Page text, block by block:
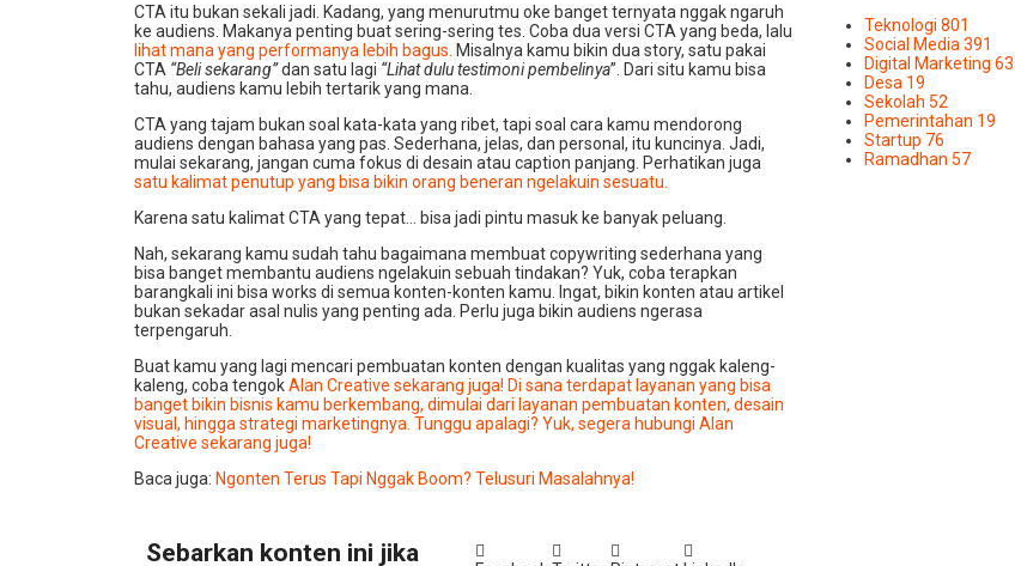
CTA itu bukan sekali jadi. Kadang, yang menurutmu oke banget ternyata nggak ngaruh
ke audiens. Makanya penting buat sering-sering tes. Coba dua versi CTA yang beda, lalu
lihat mana yang performanya lebih bagus. Misalnya kamu bikin dua story, satu pakai
CTA “Beli sekarang”dan satu lagi “Lihat dulu testimoni pembelinya”. Dari situ kamu bisa
tahu, audiens kamu lebih tertarik yang mana.
CTA yang tajam bukan soal kata-kata yang ribet, tapi soal cara kamu mendorong
audiens dengan bahasa yang pas. Sederhana, jelas, dan personal, itu kuncinya. Jadi,
mulai sekarang, jangan cuma fokus di desain atau caption panjang. Perhatikan juga
satu kalimat penutup yang bisa bikin orang beneran ngelakuin sesuatu.
Karena satu kalimat CTA yang tepat… bisa jadi pintu masuk ke banyak peluang.
Nah, sekarang kamu sudah tahu bagaimana membuat copywriting sederhana yang
bisa banget membantu audiens ngelakuin sebuah tindakan? Yuk, coba terapkan
barangkali ini bisa works di semua konten-konten kamu. Ingat, bikin konten atau artikel
bukan sekadar asal nulis yang penting ada. Perlu juga bikin audiens ngerasa
terpengaruh.
Buat kamu yang lagi mencari pembuatan konten dengan kualitas yang nggak kaleng-
kaleng, coba tengokAlan Creative sekarang juga! Di sana terdapat layanan yang bisa
banget bikin bisnis kamu berkembang, dimulai dari layanan pembuatan konten, desain
visual, hingga strategi marketingnya. Tunggu apalagi? Yuk, segera hubungi Alan
Creative sekarang juga!
Baca juga: Ngonten Terus Tapi Nggak Boom? Telusuri Masalahnya!
Sebarkan konten ini jika
Teknologi 801
Social Media391
Digital Marketing
Desa 19
Sekolah 52
Pemerintahan 19
Startup 76
Ramadhan 57